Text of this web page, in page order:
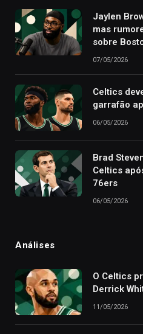
Jaylen
mas
sobre
07/05/2026
Celtics
garrafão
06/05/2026
Brad
Celtics
76ers
06/05/2026
Análises
O Celtics
Derrick
11/05/2026